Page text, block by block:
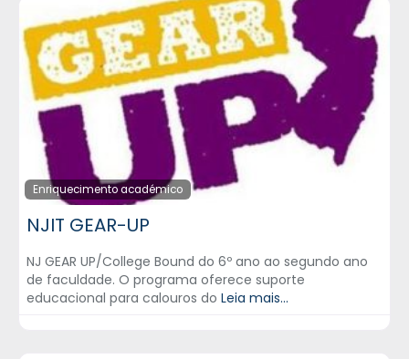
Enriquecimento académico
NJIT GEAR-UP
NJ GEAR UP/College Bound do 6º ano ao segundo ano
de faculdade. O programa oferece suporte
educacional para calouros do Leia mais...